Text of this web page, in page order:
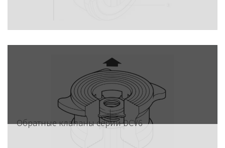
Обратные клапаны серии DCV6